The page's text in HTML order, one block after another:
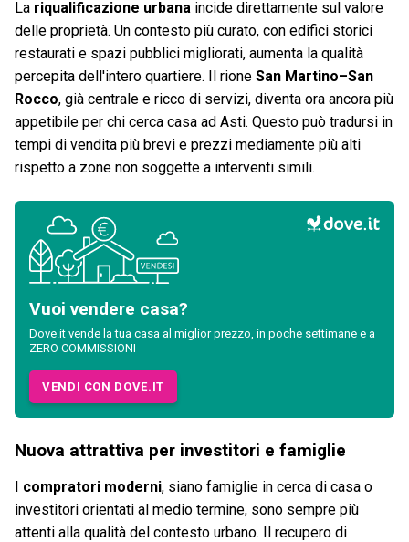
La riqualificazione urbana incide direttamente sul valore
delle proprietà. Un contesto più curato, con edifici storici
restaurati e spazi pubblici migliorati, aumenta la qualità
percepita dell'intero quartiere. Il rione San Martino–San
Rocco, già centrale e ricco di servizi, diventa ora ancora più
appetibile per chi cerca casa ad Asti. Questo può tradursi in
tempi di vendita più brevi e prezzi mediamente più alti
rispetto a zone non soggette a interventi simili.
Vuoi vendere casa?
Dove.it vende la tua casa al miglior prezzo, in poche settimane e a
ZERO COMMISSIONI
VENDI CON DOVE.IT
Nuova attrattiva per investitori e famiglie
I compratori moderni, siano famiglie in cerca di casa o
investitori orientati al medio termine, sono sempre più
attenti alla qualità del contesto urbano. Il recupero di